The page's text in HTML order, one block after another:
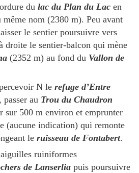
du lac du Plan du Lac en
nom (2380 m). Peu avant
le sentier poursuivre vers
droite le sentier-balcon qui mène
(2352 m) au fond du Vallon de
N le refuge d’Entre
au Trou du Chaudron
sur 500 m environ et emprunter
(aucune indication) qui remonte
le ruisseau de Fontabert.
aiguilles ruiniformes
de Lanserlia puis poursuivre